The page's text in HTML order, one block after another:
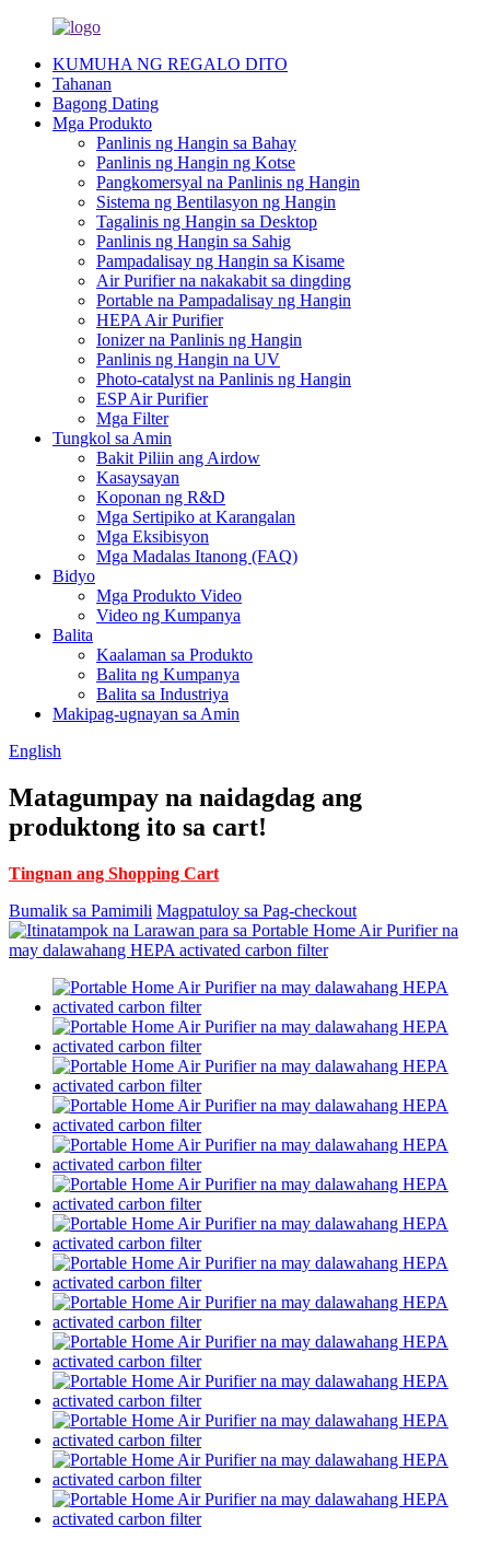
KUMUHA NG REGALO DITO
Tahanan
Bagong Dating
Mga Produkto
Panlinis ng Hangin sa Bahay
Panlinis ng Hangin ng Kotse
Pangkomersyal na Panlinis ng Hangin
Sistema ng Bentilasyon ng Hangin
Tagalinis ng Hangin sa Desktop
Panlinis ng Hangin sa Sahig
Pampadalisay ng Hangin sa Kisame
Air Purifier na nakakabit sa dingding
Portable na Pampadalisay ng Hangin
HEPA Air Purifier
Ionizer na Panlinis ng Hangin
Panlinis ng Hangin na UV
Photo-catalyst na Panlinis ng Hangin
ESP Air Purifier
Mga Filter
Tungkol sa Amin
Bakit Piliin ang Airdow
Kasaysayan
Koponan ng R&D
Mga Sertipiko at Karangalan
Mga Eksibisyon
Mga Madalas Itanong (FAQ)
Bidyo
Mga Produkto Video
Video ng Kumpanya
Balita
Kaalaman sa Produkto
Balita ng Kumpanya
Balita sa Industriya
Makipag-ugnayan sa Amin
English
Matagumpay na naidagdag ang
produktong ito sa cart!
Tingnan ang Shopping Cart
Bumalik sa Pamimili Magpatuloy sa Pag-checkout